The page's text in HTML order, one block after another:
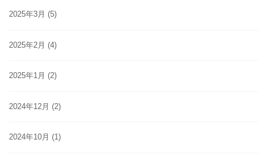
2025年3月 (5)
2025年2月 (4)
2025年1月 (2)
2024年12月 (2)
2024年10月 (1)